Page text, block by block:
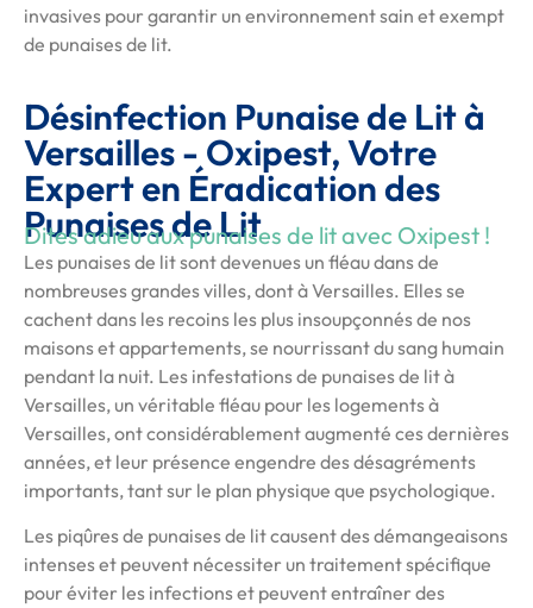
invasives pour garantir un environnement sain et exempt
de punaises de lit.
Désinfection Punaise de Lit à
Versailles - Oxipest, Votre
Expert en Éradication des
Punaises de Lit
Dites adieu aux punaises de lit avec Oxipest !
Les punaises de lit sont devenues un fléau dans de
nombreuses grandes villes, dont à Versailles. Elles se
cachent dans les recoins les plus insoupçonnés de nos
maisons et appartements, se nourrissant du sang humain
pendant la nuit. Les infestations de punaises de lit à
Versailles, un véritable fléau pour les logements à
Versailles, ont considérablement augmenté ces dernières
années, et leur présence engendre des désagréments
importants, tant sur le plan physique que psychologique.
Les piqûres de punaises de lit causent des démangeaisons
intenses et peuvent nécessiter un traitement spécifique
pour éviter les infections et peuvent entraîner des